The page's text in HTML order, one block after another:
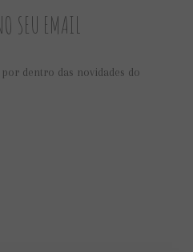
SEU EMAIL
dentro das novidades do